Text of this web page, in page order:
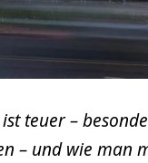
teuer –
– und wie man